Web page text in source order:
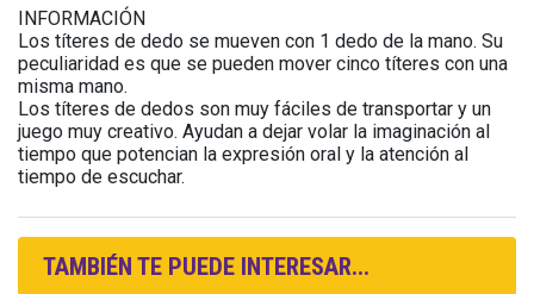
INFORMACIÓN
Los títeres de dedo se mueven con 1 dedo de la mano. Su
peculiaridad es que se pueden mover cinco títeres con una
misma mano.
Los títeres de dedos son muy fáciles de transportar y un
juego muy creativo. Ayudan a dejar volar la imaginación al
tiempo que potencian la expresión oral y la atención al
tiempo de escuchar.
TAMBIÉN TE PUEDE INTERESAR...